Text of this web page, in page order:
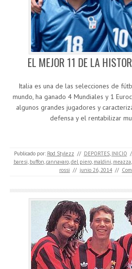
EL MEJOR 11 DE LA
Italia es una de las selecciones de
mundo, ha ganado 4 Mundiales y 1
algunos grandes jugadores y
defensa y el rentabilizar
Publicado por: Rod Stylezz // DEPORTES, INICIO
baresi, buffon,cannavaro,del piero, maldini, meazza,
rossi // junio 26, 2014 //